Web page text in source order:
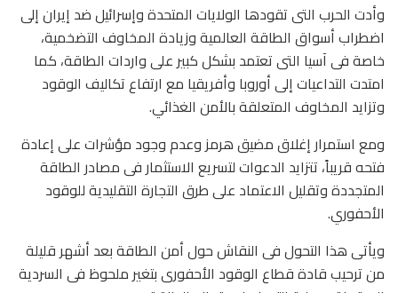
وأدت الحرب التى تقودها الولايات المتحدة وإسرائيل ضد إيران إلى
اضطراب أسواق الطاقة العالمية وزيادة المخاوف التضخمية،
خاصة فى آسيا التى تعتمد بشكل كبير على واردات الطاقة، كما
امتدت التداعيات إلى أوروبا وأفريقيا مع ارتفاع تكاليف الوقود
وتزايد المخاوف المتعلقة بالأمن الغذائي.
ومع استمرار إغلاق مضيق هرمز وعدم وجود مؤشرات على إعادة
فتحه قريباً، تتزايد الدعوات لتسريع الاستثمار فى مصادر الطاقة
المتجددة وتقليل الاعتماد على طرق التجارة التقليدية للوقود
الأحفوري.
ويأتى هذا التحول فى النقاش حول أمن الطاقة بعد أشهر قليلة
من ترحيب قادة قطاع الوقود الأحفورى بتغير ملحوظ فى السردية